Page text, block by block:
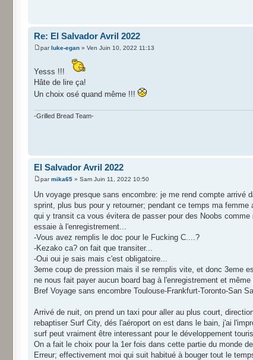
Re: El Salvador Avril 2022
parluke-egan » Ven Juin 10, 2022 11:13
Yesss !!!
Hâte de lire ça!
Un choix osé quand même !!!
-Grilled Bread Team-
El Salvador Avril 2022
parmika65 » Sam Juin 11, 2022 10:50
Un voyage presque sans encombre: je me rend compte arrivé
sprint, plus bus pour y retourner; pendant ce temps ma
qui y transit ca vous évitera de passer pour des Noobs
essaie à l'enregistrement...
-Vous avez remplis le doc pour le Fucking C....?
-Kezako ca? on fait que transiter...
-Oui oui je sais mais c'est obligatoire...
3eme coup de pression mais il se remplis vite, et donc 3eme
ne nous fait payer aucun board bag à l'enregistrement et
Bref Voyage sans encombre Toulouse-Frankfurt-Toronto-San
Arrivé de nuit, on prend un taxi pour aller au plus court,
rebaptiser Surf City, dés l'aéroport on est dans le bain, j'ai
surf peut vraiment être interessant pour le développement
On a fait le choix pour la 1er fois dans cette partie du monde
Erreur; effectivement moi qui suit habitué à bouger tout le